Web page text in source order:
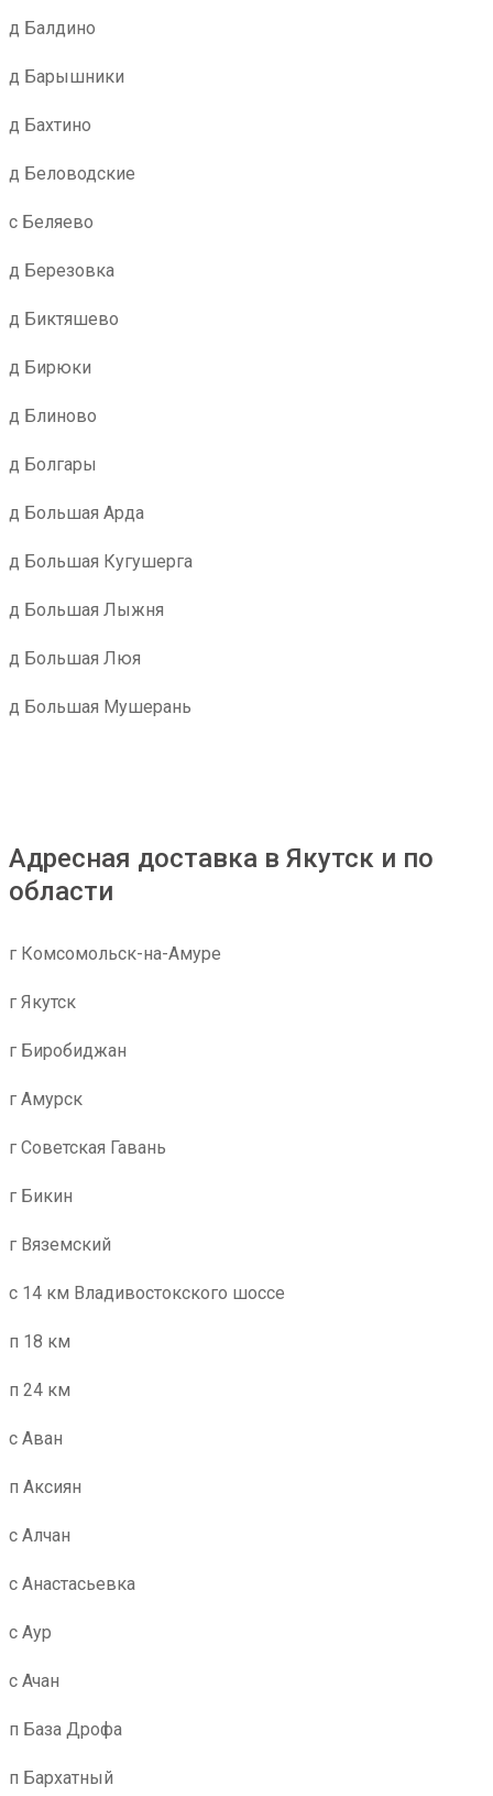
д Балдино
д Барышники
д Бахтино
д Беловодские
с Беляево
д Березовка
д Биктяшево
д Бирюки
д Блиново
д Болгары
д Большая Арда
д Большая Кугушерга
д Большая Лыжня
д Большая Люя
д Большая Мушерань
Адресная доставка в Якутск и по
области
г Комсомольск-на-Амуре
г Якутск
г Биробиджан
г Амурск
г Советская Гавань
г Бикин
г Вяземский
с 14 км Владивостокского шоссе
п 18 км
п 24 км
с Аван
п Аксиян
с Алчан
с Анастасьевка
с Аур
с Ачан
п База Дрофа
п Бархатный